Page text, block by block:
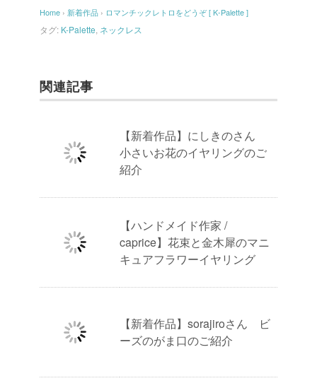
Home › 新着作品 › ロマンチックレトロをどうぞ [ K-Palette ]
タグ: K-Palette ネックレス
関連記事
【新着作品】にしきのさん
小さいお花のイヤリングのご
紹介
【ハンドメイド作家 /
caprice】花束と金木犀のマニ
キュアフラワーイヤリング
【新着作品】sorajiroさん ビ
ーズのがま口のご紹介